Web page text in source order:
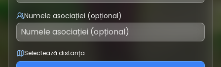
Numele asociației (opțional)
Selectează distanța